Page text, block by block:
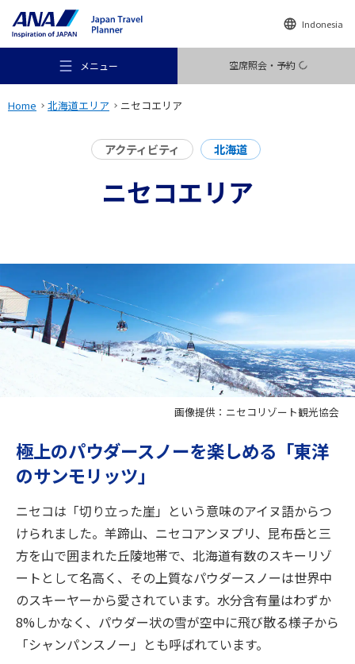
Indonesia
メニュー 空席照会・予約
おすすめの旅
行き先
旅のお役立ち情報
Home 北海道エリア ニセコエリア
アクティビティ 北海道
ニセコエリア
画像提供：ニセコリゾート観光協会
極上のパウダースノーを楽しめる「東洋
のサンモリッツ」
ニセコは「切り立った崖」という意味のアイヌ語からつ
けられました。羊蹄山、ニセコアンヌプリ、昆布岳と三
方を山で囲まれた丘陵地帯で、北海道有数のスキーリゾ
ートとして名高く、その上質なパウダースノーは世界中
のスキーヤーから愛されています。水分含有量はわずか
8%しかなく、パウダー状の雪が空中に飛び散る様子から
「シャンパンスノー」とも呼ばれています。